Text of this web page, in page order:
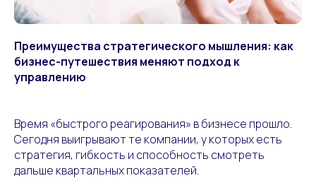
Преимущества стратегического мышления: как
бизнес-путешествия меняют подход к
управлению
Время «быстрого реагирования» в бизнесе прошло.
Сегодня выигрывают те компании, у которых есть
стратегия, гибкость и способность смотреть
дальше квартальных показателей.